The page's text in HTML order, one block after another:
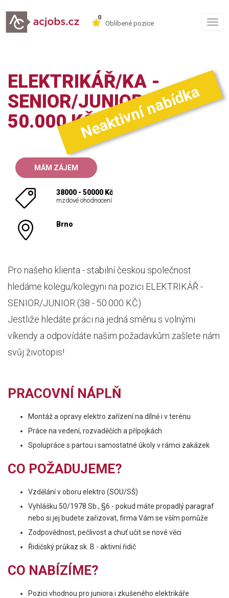
0
Oblíbené pozice
ELEKTRIKÁŘ/KA -
SENIOR/JUNIOR (38 -
50.000 KČ)Neaktivní nabídka
MÁM ZÁJEM
38000 - 50000 Kč
mzdové ohodnocení
Brno
Pro našeho klienta - stabilní českou společnost
hledáme kolegu/kolegyni na pozici ELEKTRIKÁŘ -
SENIOR/JUNIOR (38 - 50.000 KČ)
Jestliže hledáte práci na jedná směnu s volnými
víkendy a odpovídáte našim požadavkům zašlete nám
svůj životopis!
PRACOVNÍ NÁPLŇ
Montáž a opravy elektro zařízení na dílně i v terénu
Práce na vedení, rozvaděčích a přípojkách
Spolupráce s partou i samostatné úkoly v rámci zakázek
CO POŽADUJEME?
Vzdělání v oboru elektro (SOU/SŠ)
Vyhlášku 50/1978 Sb., §6 - pokud máte propadlý paragraf
nebo si jej budete zařizovat, firma Vám se vším pomůže
Zodpovědnost, pečlivost a chuť učit se nové věci
Řidičský průkaz sk. B - aktivní řidič
CO NABÍZÍME?
Pozici vhodnou pro juniora i zkušeného elektrikáře